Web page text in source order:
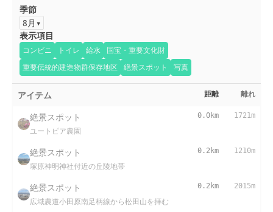
季節
8月
表示項目
コンビニ トイレ 給水
国宝・重要文化財
重要伝統的建造物群保存地区
絶景スポット 写真
アイテム 距離 離れ
絶景スポット
ユートピア農園
0.0km 1721m
絶景スポット
塚原神明神社付近の丘陵地帯
0.2km 1210m
絶景スポット
広域農道小田原南足柄線から松田山を拝む
0.2km 2015m